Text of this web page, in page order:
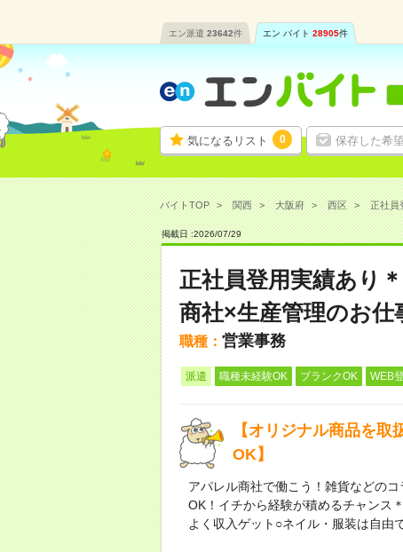
エン派遣 23642件 エン バイト 28905件
気になるリスト 0 保存した希
バイトTOP 関西 大阪府 西区 正社員
掲載日 :2026/07/29
正社員登用実績あり
商社×生産管理のお仕
職種： 営業事務
派遣 職種未経験OK ブランクOK WEB
【オリジナル商品を
OK】
アパレル商社で働こう！雑貨などの
OK！イチから経験が積めるチャンス
よく収入ゲット○ネイル・服装は自由